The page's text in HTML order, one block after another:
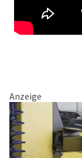
Anzeige